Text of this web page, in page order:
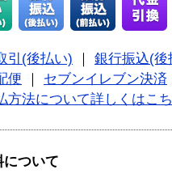
引(後払い)
銀行振込(後
便
セブンイレブン決済
方法について詳しくはこ
について